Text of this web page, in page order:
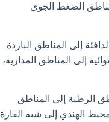
الضغط الجوي
إلى المناطق الباردة.
إلى المناطق المدارية،
الرطبة إلى المناطق
الهندي إلى شبه القارة